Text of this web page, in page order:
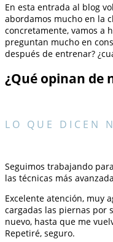
En esta entrada al blog
abordamos mucho en la
concretamente, vamos a
preguntan mucho en
después de entrenar?
¿Qué opinan de
LO QUE DICEN
Seguimos trabajando
las técnicas más
Excelente atención, muy
cargadas las piernas por
nuevo, hasta que me
Repetiré, seguro.